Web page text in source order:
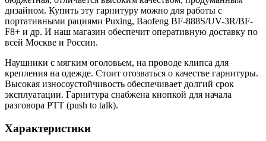
дизайном. Купить эту гарнитуру можно для работы с
портативными рациями Puxing, Baofeng BF-888S/UV-3R/BF-
F8+ и др. И наш магазин обеспечит оперативную доставку по
всей Москве и России.
Наушники с мягким оголовьем, на проводе клипса для
крепления на одежде. Стоит отозваться о качестве гарнитуры.
Высокая износоустойчивость обеспечивает долгий срок
эксплуатации. Гарнитура снабжена кнопкой для начала
разговора РТТ (push to talk).
Характеристики